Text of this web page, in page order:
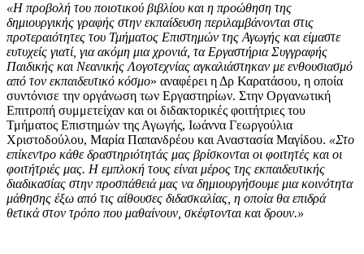
«Η προβολή του ποιοτικού βιβλίου και η προώθηση της
δημιουργικής γραφής στην εκπαίδευση περιλαμβάνονται στις
προτεραιότητες του Τμήματος Επιστημών της Αγωγής και είμαστε
ευτυχείς γιατί, για ακόμη μια χρονιά, τα Εργαστήρια Συγγραφής
Παιδικής και Νεανικής Λογοτεχνίας αγκαλιάστηκαν με ενθουσιασμό
από τον εκπαιδευτικό κόσμο» αναφέρει η Δρ Καρατάσου, η οποία
συντόνισε την οργάνωση των Εργαστηρίων. Στην Οργανωτική
Επιτροπή συμμετείχαν και οι διδακτορικές φοιτήτριες του
Τμήματος Επιστημών της Αγωγής, Ιωάννα Γεωργούλια
Χριστοδούλου, Μαρία Παπανδρέου και Αναστασία Μαγίδου. «Στο
επίκεντρο κάθε δραστηριότητάς μας βρίσκονται οι φοιτητές και οι
φοιτήτριές μας. Η εμπλοκή τους είναι μέρος της εκπαιδευτικής
διαδικασίας στην προσπάθειά μας να δημιουργήσουμε μια κοινότητα
μάθησης έξω από τις αίθουσες διδασκαλίας, η οποία θα επιδρά
θετικά στον τρόπο που μαθαίνουν, σκέφτονται και δρουν.»